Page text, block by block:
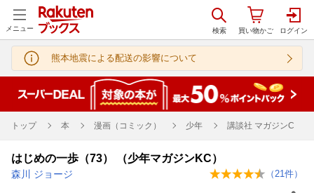
メニュー
熊本地震による配送の影響について
トップ 本 漫画（コミック） 少年 講談社 マガジンC
はじめの一歩（73） （少年マガジンKC）
森川 ジョージ （ 21 件）